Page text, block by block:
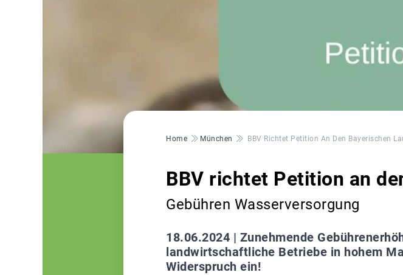
Pfadnavigation
Home München BBV Richtet Petition An Den Bayerischen
BBV richtet Petition an
Gebühren Wasserversorgung
18.06.2024 | Zunehmende
landwirtschaftliche Betriebe in hohem
Widerspruch ein!